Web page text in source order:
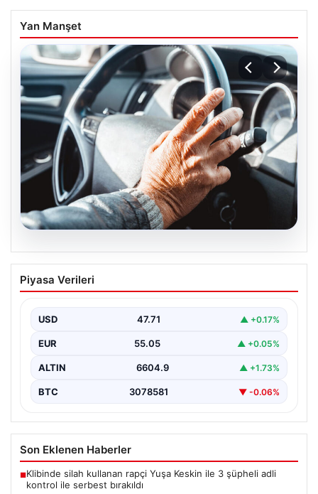
Yan Manşet
05.08.2026
Emekliye ÖTV’siz araç verilecek mi,
yasa çıkacak mı? Milyonlarca emekli
Piyasa Verileri
USD 47.71 ▲ +0.17%
EUR 55.05 ▲ +0.05%
ALTIN 6604.9 ▲ +1.73%
BTC 3078581 ▼ -0.06%
Son Eklenen Haberler
■Klibinde silah kullanan rapçi Yuşa Keskin ile 3 şüpheli adli
kontrol ile serbest bırakıldı